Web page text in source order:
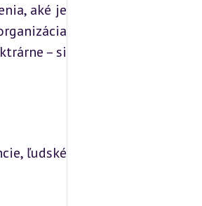
aké je
– si
ľudské